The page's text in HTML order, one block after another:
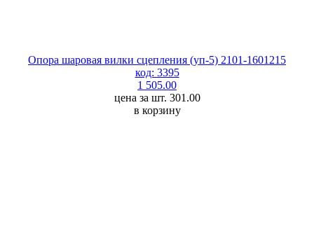
Опора шаровая вилки сцепления (уп-5) 2101-1601215
код: 3395
1 505.00
цена за шт. 301.00
в корзину